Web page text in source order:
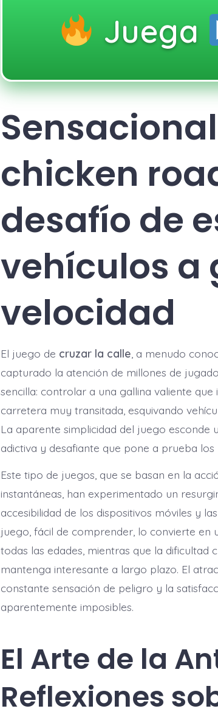
Juega
chicken
desafío de
vehículos a
velocidad
El juego de cruzar la calle , a menudo
capturado la atención de millones de
sencilla: controlar a una gallina valiente
carretera muy transitada, esquivando
La aparente simplicidad del juego esconde
adictiva y desafiante que pone a prueba
Este tipo de juegos, que se basan en la
instantáneas, han experimentado un
accesibilidad de los dispositivos móviles y
juego, fácil de comprender, lo convierte
todas las edades, mientras que la dificultad
mantenga interesante a largo plazo. El
constante sensación de peligro y la
aparentemente imposibles.
El Arte de la
Reflexiones